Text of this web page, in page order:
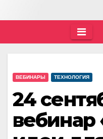
ВЕБИНАРЫ ТЕХНОЛОГИЯ
24
вебинар